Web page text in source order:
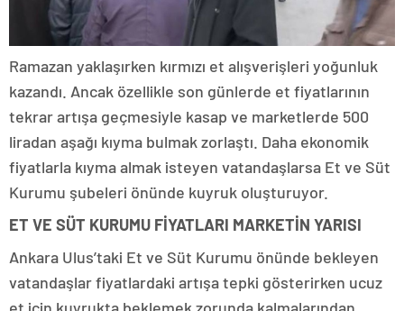
Ramazan yaklaşırken kırmızı et alışverişleri yoğunluk
kazandı. Ancak özellikle son günlerde et fiyatlarının
tekrar artışa geçmesiyle kasap ve marketlerde 500
liradan aşağı kıyma bulmak zorlaştı. Daha ekonomik
fiyatlarla kıyma almak isteyen vatandaşlarsa Et ve Süt
Kurumu şubeleri önünde kuyruk oluşturuyor.
ET VE SÜT KURUMU FİYATLARI MARKETİN YARISI
Ankara Ulus’taki Et ve Süt Kurumu önünde bekleyen
vatandaşlar fiyatlardaki artışa tepki gösterirken ucuz